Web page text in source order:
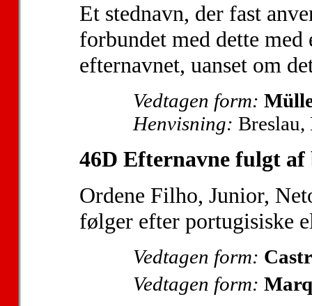
Et stednavn, der fast
forbundet med dette med
efternavnet, uanset om
Vedtagen form:
Henvisning:
46D Efternavne fulgt af
Ordene Filho, Junior,
følger efter portugisiske
Vedtagen form:
Vedtagen form: